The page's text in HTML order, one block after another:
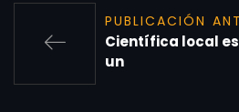
PUBLICACIÓN
Científica local
un